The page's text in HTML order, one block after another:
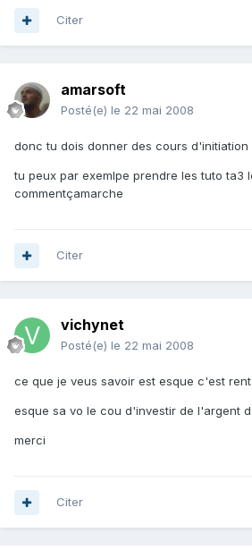
Citer
amarsoft
Posté(e) le 22 mai 2008
donc tu dois donner des cours
tu peux par exemlpe prendre les tuto ta3
commentçamarche
Citer
vichynet
Posté(e) le 22 mai 2008
ce que je veus savoir est esque c'est
esque sa vo le cou d'investir de l'argent
merci
Citer